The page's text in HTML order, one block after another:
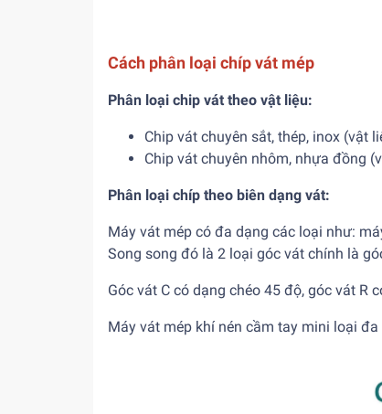
Cách phân loại chíp vát mép
Phân loại chip vát theo vật liệu:
Chip vát chuyên sắt, thép, inox (vật
Chip vát chuyên nhôm, nhựa đồng
Phân loại chíp theo biên dạng vát:
Máy vát mép có đa dạng các loại như:
Song song đó là 2 loại góc vát chính là
Góc vát C có dạng chéo 45 độ, góc vát R
Máy vát mép khí nén cầm tay mini loại đa